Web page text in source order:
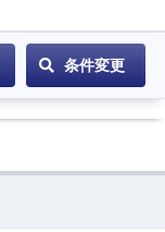
条件変更